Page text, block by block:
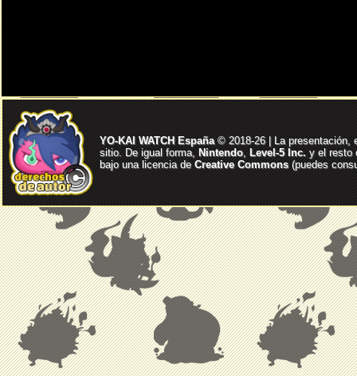
YO-KAI WATCH España© 2018-26 | La presentación,
sitio. De igual forma, Nintendo, Level-5 Inc. y el resto
bajo una licencia deCreative Commons(puedes